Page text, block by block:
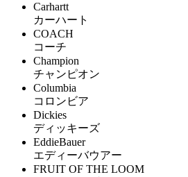
Carhartt
カーハート
COACH
コーチ
Champion
チャンピオン
Columbia
コロンビア
Dickies
ディッキーズ
EddieBauer
エディーバウアー
FRUIT OF THE LOOM